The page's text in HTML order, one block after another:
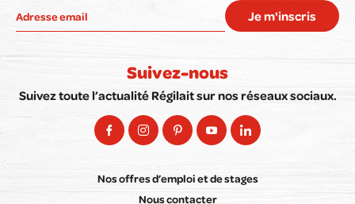
Je m'inscris
Suivez-nous
Suivez toute l’actualité Régilait sur nos réseaux sociaux.
Nos offres d’emploi et de stages
Nous contacter